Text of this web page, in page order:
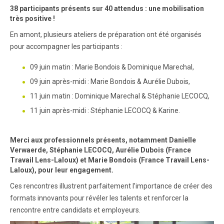
38 participants présents sur 40 attendus : une mobilisation
très positive !
En amont, plusieurs ateliers de préparation ont été organisés
pour accompagner les participants :
09 juin matin : Marie Bondois & Dominique Marechal,
09 juin après-midi : Marie Bondois & Aurélie Dubois,
11 juin matin : Dominique Marechal & Stéphanie LECOCQ,
11 juin après-midi : Stéphanie LECOCQ & Karine.
Merci aux professionnels présents, notamment Danielle
Verwaerde, Stéphanie LECOCQ, Aurélie Dubois (France
Travail Lens-Laloux) et Marie Bondois (France Travail Lens-
Laloux), pour leur engagement.
Ces rencontres illustrent parfaitement l’importance de créer des
formats innovants pour révéler les talents et renforcer la
rencontre entre candidats et employeurs.